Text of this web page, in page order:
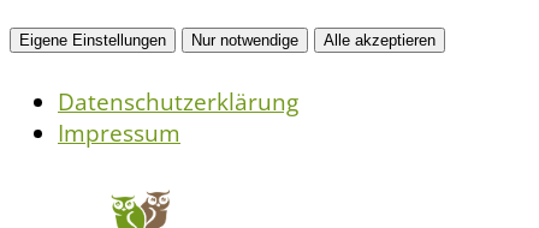
Eigene Einstellungen Nur notwendige Alle akzeptieren
Datenschutzerklärung
Impressum